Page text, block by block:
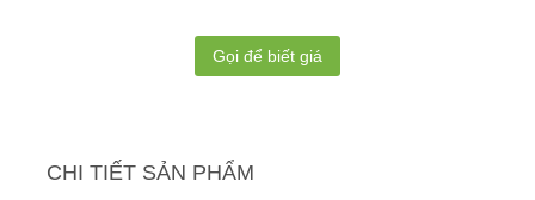
Gọi để biết giá
CHI TIẾT SẢN PHẨM